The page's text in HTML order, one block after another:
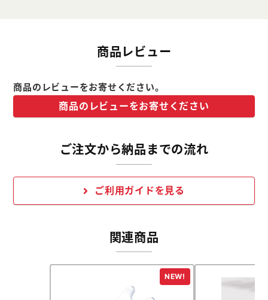
商品レビュー
商品のレビューをお寄せください。
商品のレビューをお寄せください
ご注文から納品までの流れ
ご利用ガイドを見る
関連商品